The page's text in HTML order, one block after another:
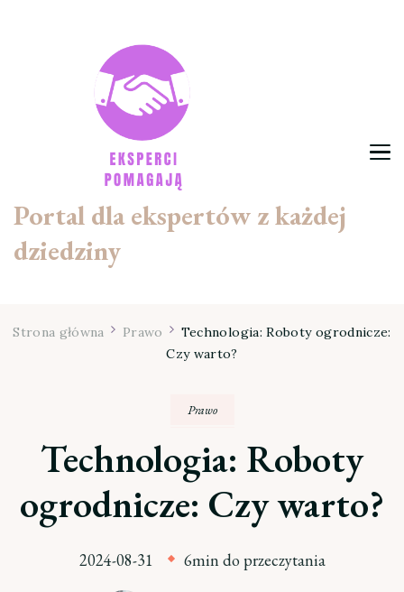
Portal dla ekspertów z każdej
dziedziny
Strona główna Prawo
Technologia: Roboty ogrodnicze:
Czy warto?
Prawo
Technologia: Roboty
ogrodnicze: Czy warto?
2024-08-31 6min do przeczytania